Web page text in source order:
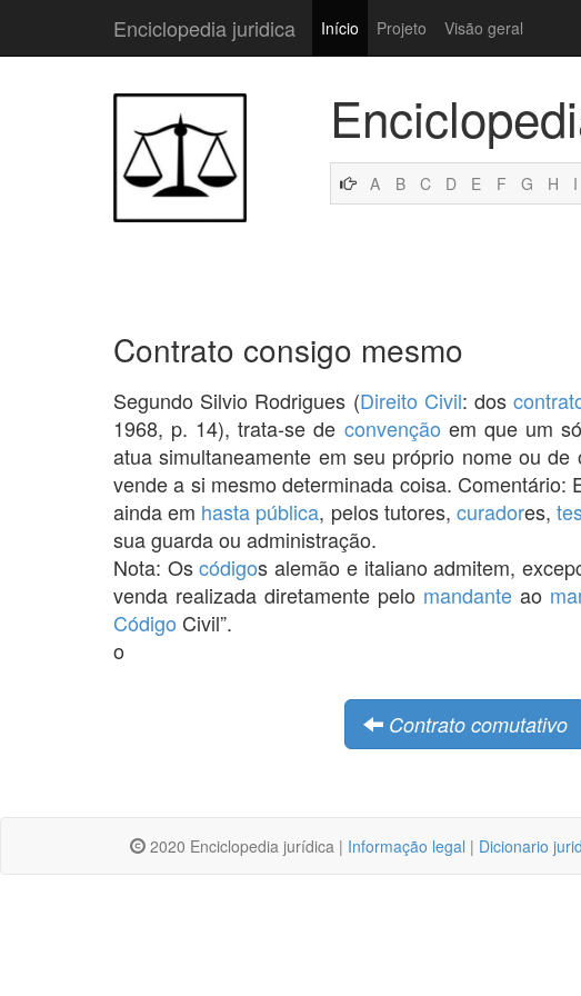
Enciclopedia juridica Início Projeto Visão geral
A B C D E F G H I
Contrato consigo mesmo
Segundo Silvio Rodrigues (Direito Civil: dos
1968, p. 14), trata-se de convenção em que um
atua simultaneamente em seu próprio nome ou
vende a si mesmo determinada coisa. Comentário:
ainda em hasta pública, pelos tutores, curadores,
sua guarda ou administração.
Nota: Oscódigos alemão e italiano admitem,
venda realizada diretamente pelo mandante ao
Código Civil”.
o
Contrato comutativo
2020 Enciclopedia jurídica | Informação legal | Dicionario